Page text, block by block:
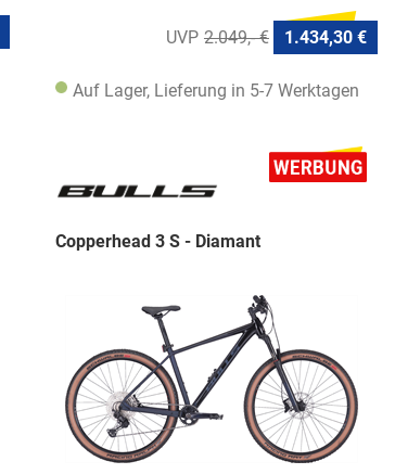
2.049,- € 1.434,30 €
Auf Lager, Lieferung in 5-7 Werktagen
Copperhead 3 S - Diamant